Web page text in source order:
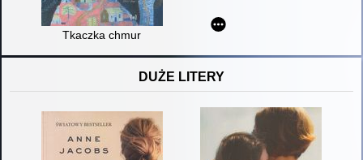
Tkaczka chmur
DUŻE LITERY